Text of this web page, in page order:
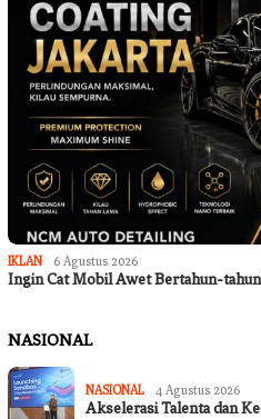
IKLAN 6 Agustus 2026
Ingin Cat Mobil Awet Bertahun-
NASIONAL
NASIONAL 4 Agustus 2026
Akselerasi Talenta dan